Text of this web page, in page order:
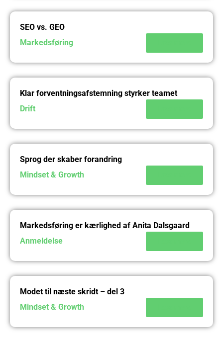
SEO vs. GEO
Markedsføring
Klar forventningsafstemning styrker teamet
Drift
Sprog der skaber forandring
Mindset & Growth
Markedsføring er kærlighed af Anita Dalsgaard
Anmeldelse
Modet til næste skridt – del 3
Mindset & Growth